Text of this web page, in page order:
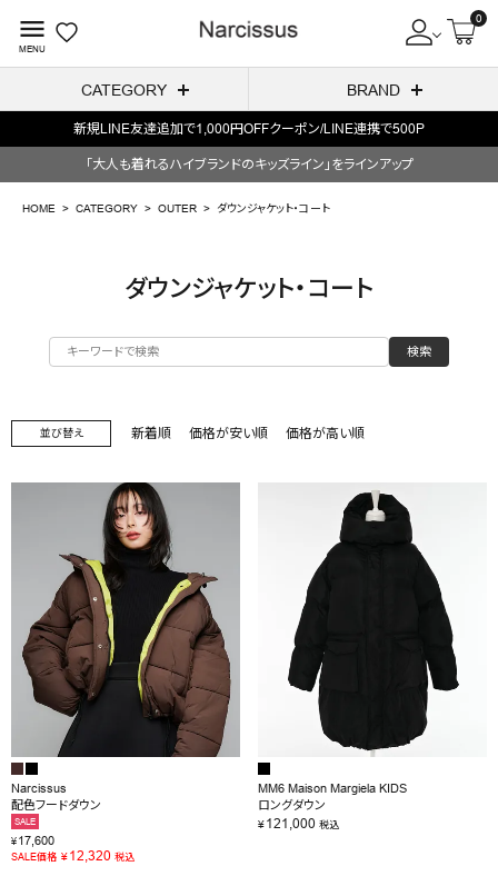
menu
MENU
0
CATEGORY BRAND
ようこそ ゲスト 様
search
NEW IN
BRAND
RANKING
RE STOCK
COMING SOON
TOPICS
JOURNAL
INFORMATION
RECRUIT
新規LINE友達追加で1,000円OFFクーポン/LINE連携で500P
「大人も着れるハイブランドのキッズライン」をラインアップ
HOME CATEGORY OUTER ダウンジャケット・コート
ダウンジャケット・コート
検索
並び替え 新着順 価格が安い順 価格が高い順
Narcissus
配色フードダウン
SALE
¥17,600
SALE価格 ¥12,320 税込
MM6 Maison Margiela KIDS
ロングダウン
¥121,000 税込